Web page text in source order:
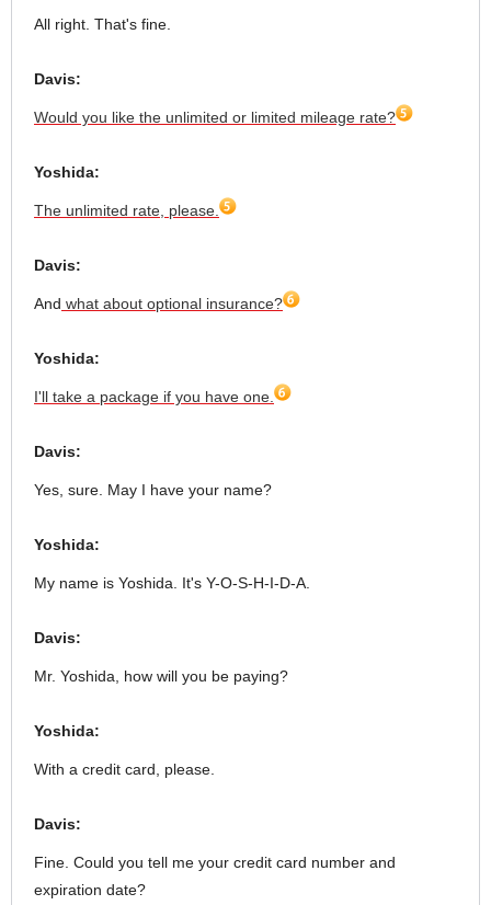
All right. That's fine.
Davis:
Would you like the unlimited or limited mileage rate?
Yoshida:
The unlimited rate, please.
Davis:
And what about optional insurance?
Yoshida:
I'll take a package if you have one.
Davis:
Yes, sure. May I have your name?
Yoshida:
My name is Yoshida. It's Y-O-S-H-I-D-A.
Davis:
Mr. Yoshida, how will you be paying?
Yoshida:
With a credit card, please.
Davis:
Fine. Could you tell me your credit card number and
expiration date?